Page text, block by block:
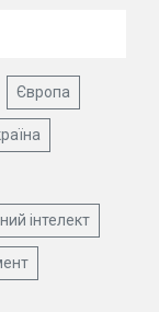
Європа
інтелект